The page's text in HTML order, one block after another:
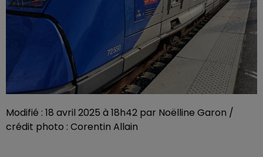
Modifié : 18 avril 2025 à 18h42 par Noëlline Garon /
crédit photo : Corentin Allain